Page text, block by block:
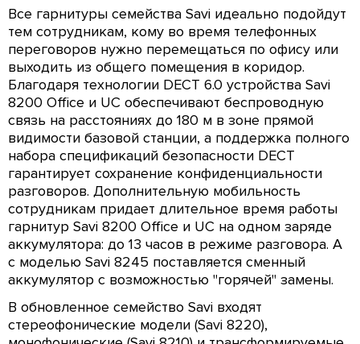
Все гарнитуры семейства Savi идеально подойдут
тем сотрудникам, кому во время телефонных
переговоров нужно перемещаться по офису или
выходить из общего помещения в коридор.
Благодаря технологии DECT 6.0 устройства Savi
8200 Office и UC обеспечивают беспроводную
связь на расстояниях до 180 м в зоне прямой
видимости базовой станции, а поддержка полного
набора спецификаций безопасности DECT
гарантирует сохранение конфиденциальности
разговоров. Дополнительную мобильность
сотрудникам придает длительное время работы
гарнитур Savi 8200 Office и UC на одном заряде
аккумулятора: до 13 часов в режиме разговора. А
с моделью Savi 8245 поставляется сменный
аккумулятор с возможностью "горячей" замены.
В обновленное семейство Savi входят
стереофонические модели (Savi 8220),